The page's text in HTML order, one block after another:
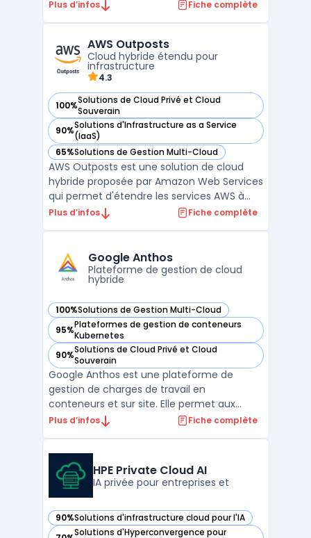
cloud automatique pour les infrastructures
Clever Cloud, les développeurs peuvent
facilement déployer leurs ap ...
Plus d’infos Fiche complète
AWS Outposts
Cloud hybride étendu pour
infrastructure
4.3
100%Solutions de Cloud Privé et Cloud
Souverain
— voir AWS Outposts dans cette catégorie
90%Solutions d'Infrastructure as a Service
(IaaS)
— voir AWS Outposts dans cette catégorie
65%Solutions de Gestion Multi-Cloud
— voir AWS Outposts dans cette catégorie
AWS Outposts est une solution de cloud
hybride proposée par Amazon Web Services
qui permet d'étendre les services AWS à
une infrastructure sur site. Cette
flexibilité du cloud hybride avec le contrôle
et la sécurité des sol ...
Plus d’infos Fiche complète
Google Anthos
Plateforme de gestion de cloud
hybride
100%Solutions de Gestion Multi-Cloud
— voir Google Anthos dans cette catégorie
95%Plateformes de gestion de conteneurs
Kubernetes
— voir Google Anthos dans cette catégorie
90%Solutions de Cloud Privé et Cloud
Souverain
— voir Google Anthos dans cette catégorie
Google Anthos est une plateforme de
gestion de charges de travail en
conteneurs et sur site. Elle permet aux
organisations de gérer plus efficacement
infrastructure publique, privée ou sur site. La
solution Google Ant ...
Plus d’infos Fiche complète
HPE Private Cloud AI
IA privée pour entreprises et
90%Solutions d'infrastructure cloud pour l'IA
— voir HPE Private Cloud AI dans cette catégorie
Solutions d'Hyperconvergence pour